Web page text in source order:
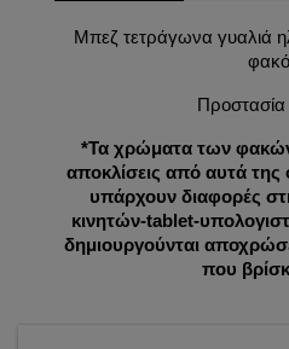
Μπεζ τετράγωνα γυαλιά
*Τα χρώματα των φακών
αποκλίσεις από αυτά της
υπάρχουν διαφορές
κινητών-tablet-
δημιουργούνται
που